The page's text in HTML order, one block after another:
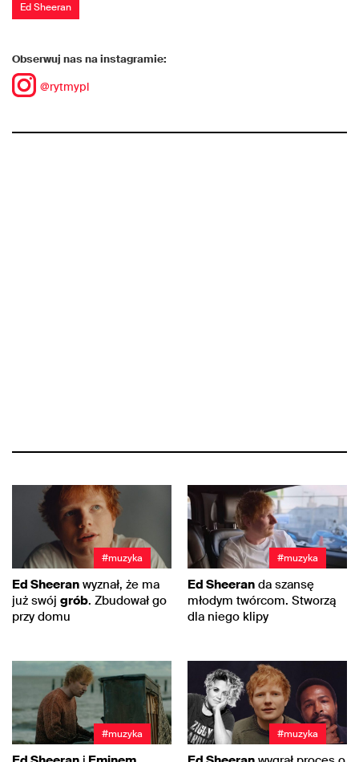
Ed Sheeran
Obserwuj nas na instagramie:
@rytmypl
#muzyka
Ed Sheeran wyznał, że ma
już swój grób. Zbudował go
przy domu
#muzyka
Ed Sheeran da szansę
młodym twórcom. Stworzą
dla niego klipy
#muzyka #muzyka